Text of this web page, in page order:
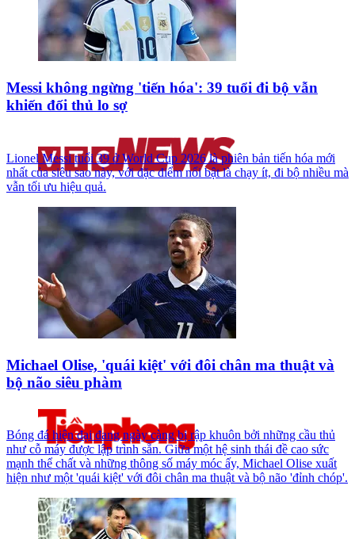
Messi không ngừng 'tiến hóa': 39 tuổi đi bộ vẫn
khiến đối thủ lo sợ
Lionel Messi tuổi 39 ở World Cup 2026 là phiên bản tiến hóa mới
nhất của siêu sao này, với đặc điểm nổi bật là chạy ít, đi bộ nhiều mà
vẫn tối ưu hiệu quả.
Michael Olise, 'quái kiệt' với đôi chân ma thuật và
bộ não siêu phàm
Bóng đá hiện đại đang ngày càng bị rập khuôn bởi những cầu thủ
như cỗ máy được lập trình sẵn. Giữa một hệ sinh thái đề cao sức
mạnh thể chất và những thông số máy móc ấy, Michael Olise xuất
hiện như một 'quái kiệt' với đôi chân ma thuật và bộ não 'đỉnh chóp'.